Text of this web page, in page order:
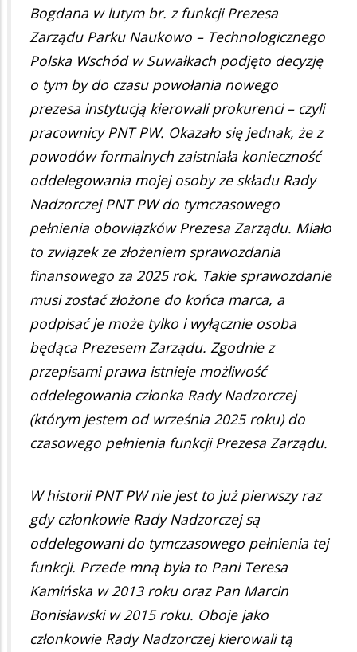
Bogdana w lutym br. z funkcji Prezesa
Zarządu Parku Naukowo – Technologicznego
Polska Wschód w Suwałkach podjęto decyzję
o tym by do czasu powołania nowego
prezesa instytucją kierowali prokurenci – czyli
pracownicy PNT PW. Okazało się jednak, że z
powodów formalnych zaistniała konieczność
oddelegowania mojej osoby ze składu Rady
Nadzorczej PNT PW do tymczasowego
pełnienia obowiązków Prezesa Zarządu. Miało
to związek ze złożeniem sprawozdania
finansowego za 2025 rok. Takie sprawozdanie
musi zostać złożone do końca marca, a
podpisać je może tylko i wyłącznie osoba
będąca Prezesem Zarządu. Zgodnie z
przepisami prawa istnieje możliwość
oddelegowania członka Rady Nadzorczej
(którym jestem od września 2025 roku) do
czasowego pełnienia funkcji Prezesa Zarządu.
W historii PNT PW nie jest to już pierwszy raz
gdy członkowie Rady Nadzorczej są
oddelegowani do tymczasowego pełnienia tej
funkcji. Przede mną była to Pani Teresa
Kamińska w 2013 roku oraz Pan Marcin
Bonisławski w 2015 roku. Oboje jako
członkowie Rady Nadzorczej kierowali tą